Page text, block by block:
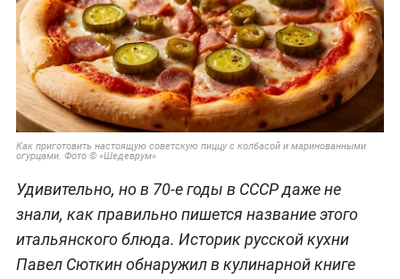
Как приготовить настоящую советскую пиццу с колбасой и маринованными
огурцами. Фото © «Шедеврум»
Удивительно, но в 70-е годы в СССР даже не
знали, как правильно пишется название этого
итальянского блюда. Историк русской кухни
Павел Сюткин обнаружил в кулинарной книге